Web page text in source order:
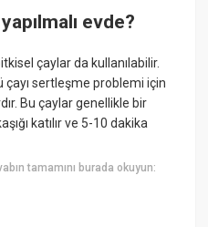
evde?
çaylar da kullanılabilir.
çayı sertleşme problemi için
Bu çaylar genellikle bir
katılır ve 5-10 dakika
tamamını burada okuyun: